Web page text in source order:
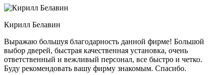
Кирилл Белавин
Выражаю большуя благодарность данной фирме! Большой
выбор дверей, быстрая качественная установка, очень
ответственный и вежливый персонал, все быстро и четко.
Буду рекомендовать вашу фирму знакомым. Спасибо.